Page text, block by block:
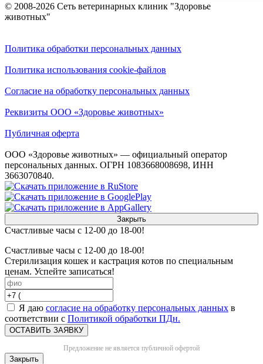
© 2008-2026 Сеть ветеринарных клиник "Здоровье
животных"
Политика обработки персональных данных
Политика использования cookie-файлов
Согласие на обработку персональных данных
Реквизиты ООО «Здоровье животных»
Публичная оферта
ООО «Здоровье животных» — официальный оператор
персональных данных. ОГРН 1083668008698, ИНН
3663070840.
Закрыть
Счастливые часы с 12-00 до 18-00!
Счастливые часы с 12-00 до 18-00!
Стерилизация кошек и кастрация котов по специальным
ценам. Успейте записаться!
Я даю согласие на обработку персональных данных в
соответствии с Политикой обработки ПДн.
ОСТАВИТЬ ЗАЯВКУ
Предложение не является публичной офертой
Закрыть